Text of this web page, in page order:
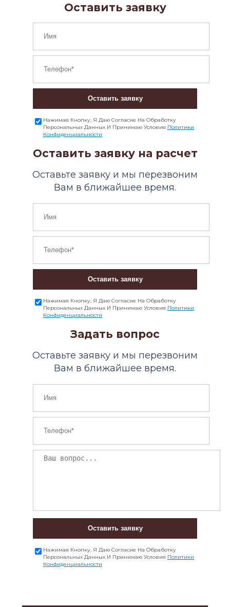
Оставить заявку
Оставить заявку
Нажимая Кнопку, Я Даю Согласие На Обработку
Персональных Данных И Принимаю Условия Политики
Конфиденциальности
Оставить заявку на расчет
Оставьте заявку и мы перезвоним
Вам в ближайшее время.
Оставить заявку
Нажимая Кнопку, Я Даю Согласие На Обработку
Персональных Данных И Принимаю Условия Политики
Конфиденциальности
Задать вопрос
Оставьте заявку и мы перезвоним
Вам в ближайшее время.
Оставить заявку
Нажимая Кнопку, Я Даю Согласие На Обработку
Персональных Данных И Принимаю Условия Политики
Конфиденциальности